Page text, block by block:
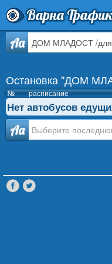
Варна
Остановка
Расписание
Как Добраться?
Инфо
Aa
Остановка "ДОМ
№ расписание
Нет автобусов
Аа